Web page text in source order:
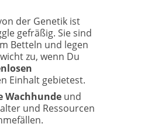
der Genetik ist
gefräßig. Sie sind
Betteln und legen
zu, wenn Du
Einhalt gebietest.
Wachhunde und
und Ressourcen